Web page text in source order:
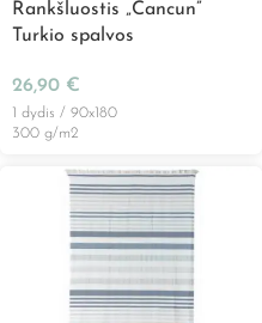
Rankšluostis „Cancun”
Turkio spalvos
26,90 €
1 dydis / 90x180
300 g/m2